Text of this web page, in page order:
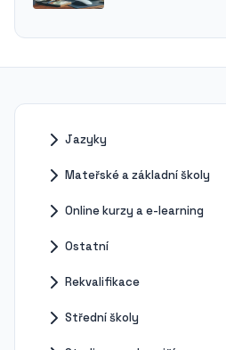
Jazyky
Mateřské a základní školy
Online kurzy a e-learning
Ostatní
Rekvalifikace
Střední školy